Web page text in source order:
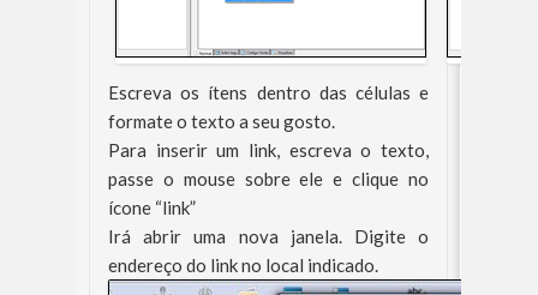
Escreva os ítens dentro das células e
formate o texto a seu gosto.
Para inserir um link, escreva o texto,
passe o mouse sobre ele e clique no
ícone “link”
Irá abrir uma nova janela. Digite o
endereço do link no local indicado.